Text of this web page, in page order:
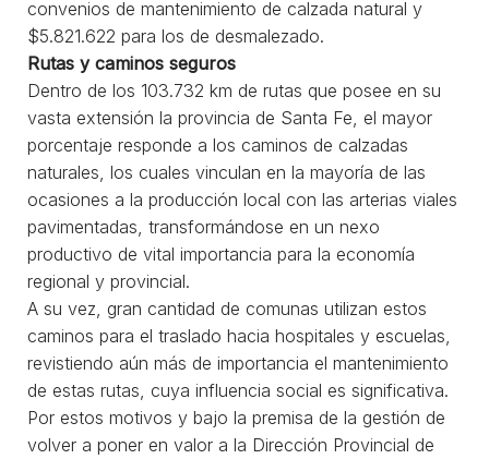
convenios de mantenimiento de calzada natural y
$5.821.622 para los de desmalezado.
Rutas y caminos seguros
Dentro de los 103.732 km de rutas que posee en su
vasta extensión la provincia de Santa Fe, el mayor
porcentaje responde a los caminos de calzadas
naturales, los cuales vinculan en la mayoría de las
ocasiones a la producción local con las arterias viales
pavimentadas, transformándose en un nexo
productivo de vital importancia para la economía
regional y provincial.
A su vez, gran cantidad de comunas utilizan estos
caminos para el traslado hacia hospitales y escuelas,
revistiendo aún más de importancia el mantenimiento
de estas rutas, cuya influencia social es significativa.
Por estos motivos y bajo la premisa de la gestión de
volver a poner en valor a la Dirección Provincial de